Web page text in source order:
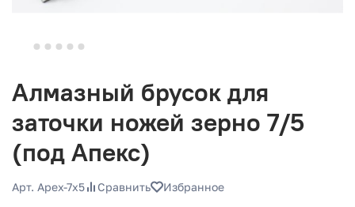
Алмазный брусок для
заточки ножей зерно 7/5
(под Апекс)
Арт. Apex-7x5 Сравнить Избранное